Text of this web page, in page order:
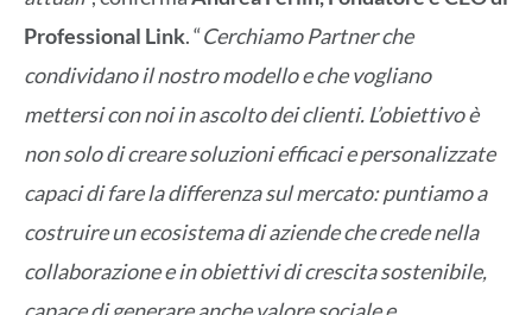
Professional Link. “Cerchiamo Partner che
condividano il nostro modello e che vogliano
mettersi con noi in ascolto dei clienti. L’obiettivo è
non solo di creare soluzioni efficaci e personalizzate
capaci di fare la differenza sul mercato: puntiamo a
costruire un ecosistema di aziende che crede nella
collaborazione e in obiettivi di crescita sostenibile,